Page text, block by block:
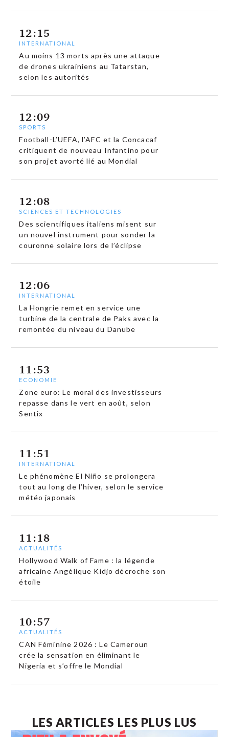
12:15
INTERNATIONAL
Au moins 13 morts après une attaque
de drones ukrainiens au Tatarstan,
selon les autorités
12:09
SPORTS
Football-L’UEFA, l’AFC et la Concacaf
critiquent de nouveau Infantino pour
son projet avorté lié au Mondial
12:08
SCIENCES ET TECHNOLOGIES
Des scientifiques italiens misent sur
un nouvel instrument pour sonder la
couronne solaire lors de l’éclipse
12:06
INTERNATIONAL
La Hongrie remet en service une
turbine de la centrale de Paks avec la
remontée du niveau du Danube
11:53
ECONOMIE
Zone euro: Le moral des investisseurs
repasse dans le vert en août, selon
Sentix
11:51
INTERNATIONAL
Le phénomène El Niño se prolongera
tout au long de l’hiver, selon le service
météo japonais
11:18
ACTUALITÉS
Hollywood Walk of Fame : la légende
africaine Angélique Kidjo décroche son
étoile
10:57
ACTUALITÉS
CAN Féminine 2026 : Le Cameroun
crée la sensation en éliminant le
Nigeria et s’offre le Mondial
LES ARTICLES LES PLUS LUS